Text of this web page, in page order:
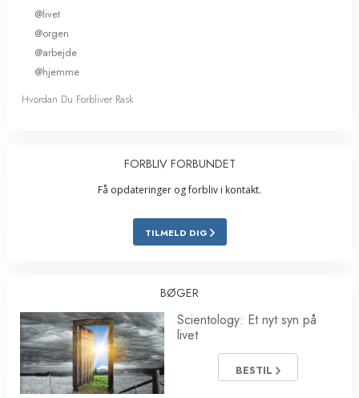
@livet
@orgen
@arbejde
@hjemme
Hvordan Du Forbliver Rask
FORBLIV FORBUNDET
Få opdateringer og forbliv i kontakt.
TILMELD DIG
BØGER
Scientology: Et nyt syn på
livet
BESTIL